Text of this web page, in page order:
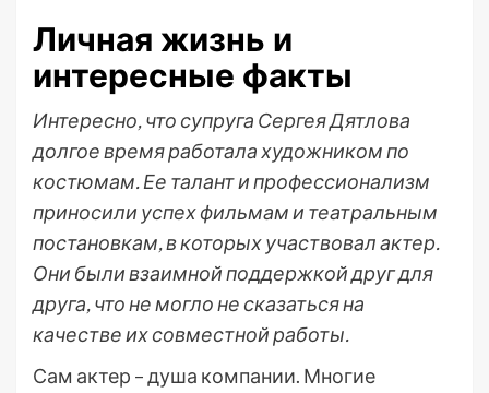
Личная жизнь и
интересные факты
Интересно, что супруга Сергея Дятлова
долгое время работала художником по
костюмам. Ее талант и профессионализм
приносили успех фильмам и театральным
постановкам, в которых участвовал актер.
Они были взаимной поддержкой друг для
друга, что не могло не сказаться на
качестве их совместной работы.
Сам актер – душа компании. Многие